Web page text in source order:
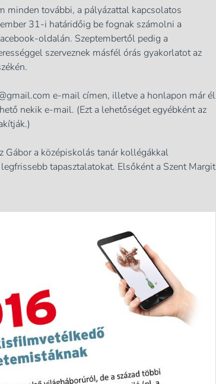
minden további, a pályázattal kapcsolatos
31-i határidőig be fognak számolni a
oldalán. Szeptembertől pedig a
szerveznek másfél órás gyakorlatot az
e-mail címen, illetve a honlapon már él
nekik e-mail. (Ezt a lehetőséget egyébként az
a középiskolás tanár kollégákkal
tapasztalatokat. Elsőként a Szent Margit